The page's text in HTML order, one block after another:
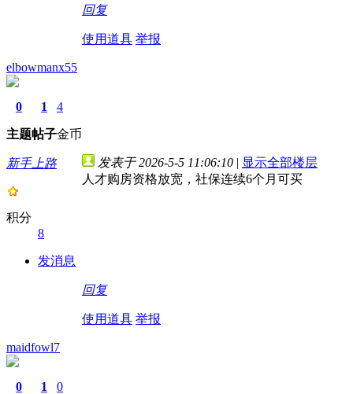
回复
使用道具 举报
elbowmanx55
0
主题
1
帖子
4
金币
新手上路
积分
8
发消息
发表于 2026-5-5 11:06:10 | 显示全部楼层
人才购房资格放宽，社保连续6个月可买
回复
使用道具 举报
maidfowl7
0 1 0